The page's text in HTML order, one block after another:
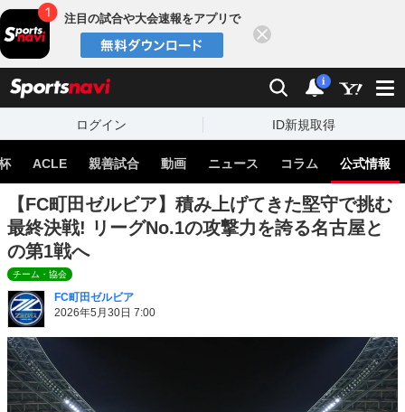
注目の試合や大会速報をアプリで
検索 通知
i
ログイン ID新規取得
ACLE 親善試合 動画 ニュース コラム 公式情報
【FC町田ゼルビア】積み上げてきた堅守で挑む
最終決戦! リーグNo.1の攻撃力を誇る名古屋と
の第1戦へ
チーム・協会
FC町田ゼルビア
2026年5月30日 7:00